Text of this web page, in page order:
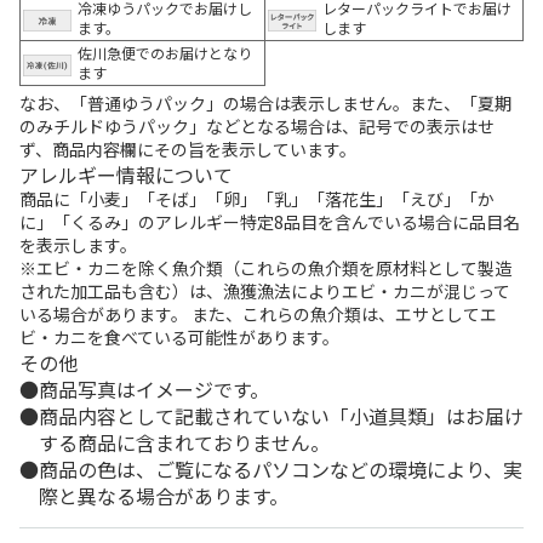
冷凍ゆうパックでお届けし
ます。
レターパックライトでお届け
します
佐川急便でのお届けとなり
ます
なお、「普通ゆうパック」の場合は表示しません。また、「夏期
のみチルドゆうパック」などとなる場合は、記号での表示はせ
ず、商品内容欄にその旨を表示しています。
アレルギー情報について
商品に「小麦」「そば」「卵」「乳」「落花生」「えび」「か
に」「くるみ」のアレルギー特定8品目を含んでいる場合に品目名
を表示します。
※エビ・カニを除く魚介類（これらの魚介類を原材料として製造
された加工品も含む）は、漁獲漁法によりエビ・カニが混じって
いる場合があります。 また、これらの魚介類は、エサとしてエ
ビ・カニを食べている可能性があります。
その他
商品写真はイメージです。
商品内容として記載されていない「小道具類」はお届け
する商品に含まれておりません。
商品の色は、ご覧になるパソコンなどの環境により、実
際と異なる場合があります。